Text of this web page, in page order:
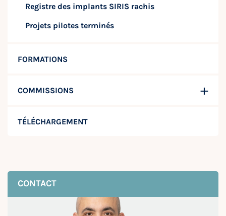
Registre des implants SIRIS rachis
Projets pilotes terminés
FORMATIONS
COMMISSIONS
TÉLÉCHARGEMENT
CONTACT